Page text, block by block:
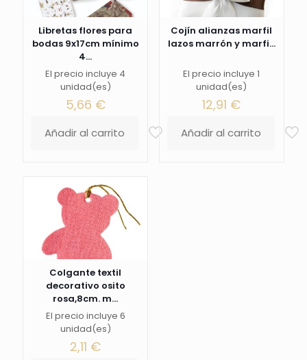
Libretas flores para
bodas 9x17cm mínimo
4...
El precio incluye 4
unidad(es)
5,66 €
Añadir al carrito
Cojín alianzas marfil
lazos marrón y marfi...
El precio incluye 1
unidad(es)
12,91 €
Añadir al carrito
Colgante textil
decorativo osito
rosa,8cm. m...
El precio incluye 6
unidad(es)
2,11 €